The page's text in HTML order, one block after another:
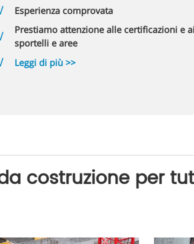
Esperienza comprovata
Prestiamo attenzione alle certificazioni e
sportelli e aree
Leggi di più >>
costruzione per